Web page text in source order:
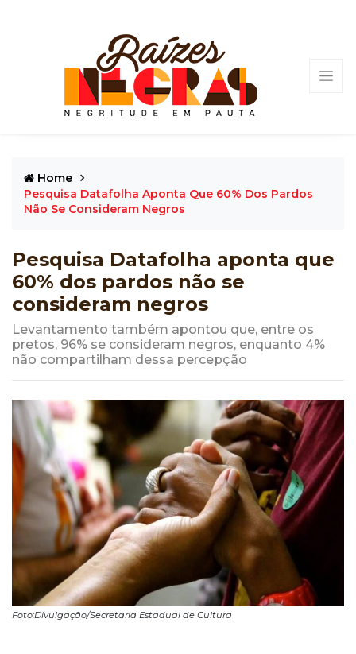
Home
Pesquisa Datafolha Aponta Que 60% Dos Pardos
Não Se Consideram Negros
Pesquisa Datafolha aponta que
60% dos pardos não se
consideram negros
Levantamento também apontou que, entre os
pretos, 96% se consideram negros, enquanto 4%
não compartilham dessa percepção
Foto:Divulgação/Secretaria Estadual de Cultura